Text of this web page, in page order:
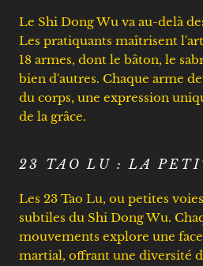
Le Shi Dong Wu va au-delà
Les pratiquants maîtrisent
18 armes, dont le bâton, le
bien d'autres. Chaque arme
du corps, une expression
de la grâce.
23 TAO LU : LA
Les 23 Tao Lu, ou petites
subtiles du Shi Dong Wu.
mouvements explore une
martial, offrant une diversité